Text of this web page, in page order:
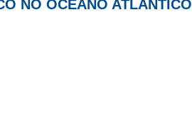
NO OCEANO ATLÂNTICO